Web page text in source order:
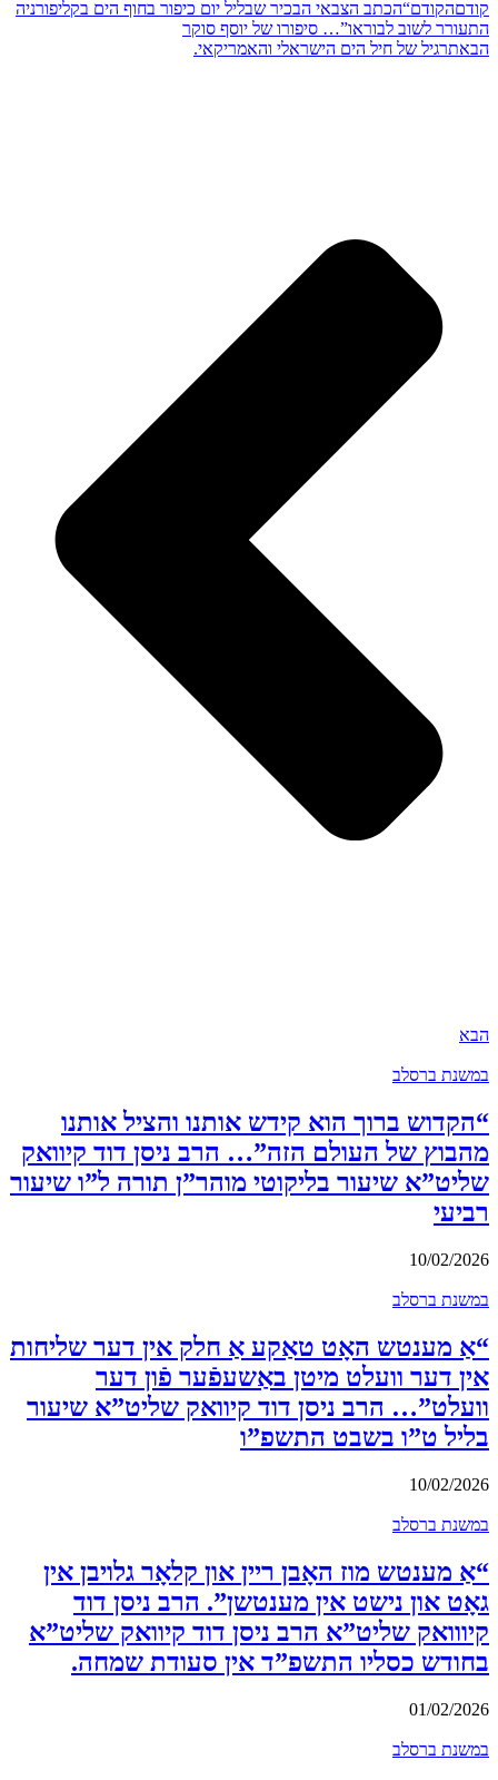
קודםהקודם“הכתב הצבאי הבכיר שבליל יום כיפור בחוף הים בקליפורניה
התעורר לשוב לבוראו”… סיפורו של יוסף סוקר
הבאתרגיל של חיל הים הישראלי והאמריקאי.
הבא
במשנת ברסלב
“הקדוש ברוך הוא קידש אותנו והציל אותנו
מהבוץ של העולם הזה”… הרב ניסן דוד קיוואק
שליט”א שיעור בליקוטי מוהר”ן תורה ל”ו שיעור
רביעי
10/02/2026
במשנת ברסלב
“אַ מענטש האָט טאַקע אַ חלק אין דער שליחות
אין דער וועלט מיטן באַשעפֿער פֿון דער
וועלט”… הרב ניסן דוד קיוואק שליט”א שיעור
בליל ט”ו בשבט התשפ”ו
10/02/2026
במשנת ברסלב
“אַ מענטש מוז האָבן ריין און קלאָר גלויבן אין
גאָט און נישט אין מענטשן”. הרב ניסן דוד
קיווואק שליט”א הרב ניסן דוד קיוואק שליט”א
בחודש כסליו התשפ”ד אין סעודת שמחה.
01/02/2026
במשנת ברסלב